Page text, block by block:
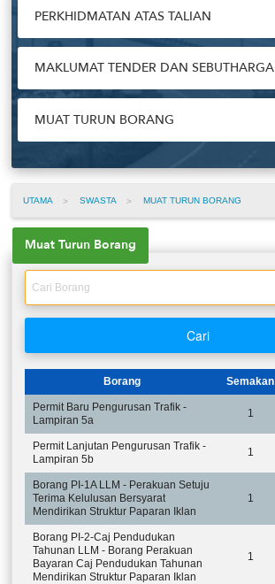
TENDER
ARKIB
HUBUNGI KAMI
PERKHIDMATAN ATAS TALIAN
MAKLUMAT TENDER DAN SEBUTHARGA
MUAT TURUN BORANG
UTAMA SWASTA MUAT TURUN BORANG
Muat Turun Borang
Borang Semakan
Permit Baru Pengurusan Trafik -
Lampiran 5a
1
Permit Lanjutan Pengurusan Trafik -
Lampiran 5b
1
Borang PI-1A LLM - Perakuan Setuju
Terima Kelulusan Bersyarat
Mendirikan Struktur Paparan Iklan
1
Borang PI-2-Caj Pendudukan
Tahunan LLM - Borang Perakuan
Bayaran Caj Pendudukan Tahunan
Mendirikan Struktur Paparan Iklan
1